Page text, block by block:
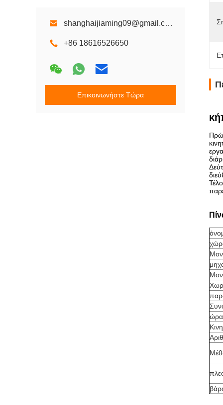
shanghaijiaming09@gmail.com
+86 18616526650
Επικοινωνήστε Τώρα
ώρα